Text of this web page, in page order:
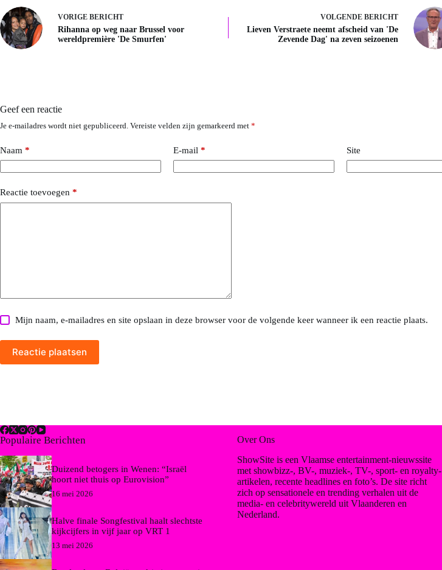
VORIGE BERICHT
Rihanna op weg naar Brussel voor
wereldpremière 'De Smurfen'
VOLGENDE BERICHT
Lieven Verstraete neemt afscheid van 'De
Zevende Dag' na zeven seizoenen
Geef een reactie
Je e-mailadres wordt niet gepubliceerd. Vereiste velden zijn gemarkeerd met *
Naam * E-mail * Site
Reactie toevoegen *
Mijn naam, e-mailadres en site opslaan in deze browser voor de volgende keer wanneer ik een reactie plaats.
Reactie plaatsen
Populaire Berichten
Duizend betogers in Wenen: “Israël
hoort niet thuis op Eurovision”
16 mei 2026
Halve finale Songfestival haalt slechtste
kijkcijfers in vijf jaar op VRT 1
13 mei 2026
Over Ons
ShowSite is een Vlaamse entertainment-nieuwssite
met showbizz-, BV-, muziek-, TV-, sport- en royalty-
artikelen, recente headlines en foto’s. De site richt
zich op sensationele en trending verhalen uit de
media- en celebritywereld uit Vlaanderen en
Nederland.